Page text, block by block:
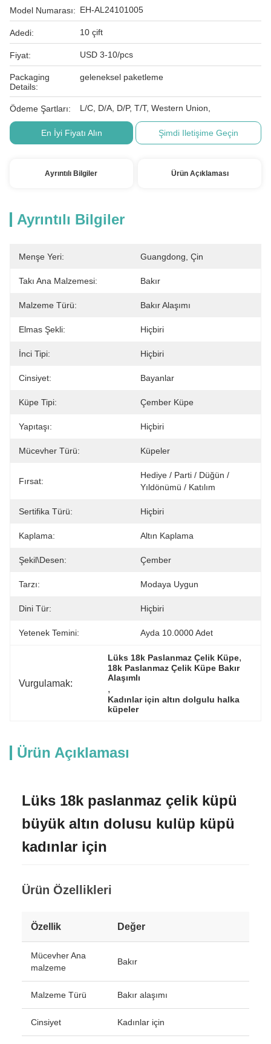
Model Numarası: EH-AL24101005
Adedi: 10 çift
Fiyat: USD 3-10/pcs
Packaging
Details:
geleneksel paketleme
Ödeme Şartları: L/C, D/A, D/P, T/T, Western Union,
En İyi Fiyatı Alın Şimdi Iletişime Geçin
Ayrıntılı Bilgiler Ürün Açıklaması
Ayrıntılı Bilgiler
Menşe Yeri: Guangdong, Çin
Takı Ana Malzemesi: Bakır
Malzeme Türü: Bakır Alaşımı
Elmas Şekli: Hiçbiri
İnci Tipi: Hiçbiri
Cinsiyet: Bayanlar
Küpe Tipi: Çember Küpe
Yapıtaşı: Hiçbiri
Mücevher Türü: Küpeler
Fırsat:
Hediye / Parti / Düğün /
Yıldönümü / Katılım
Sertifika Türü: Hiçbiri
Kaplama: Altın Kaplama
Şekil\desen: Çember
Tarzı: Modaya Uygun
Dini Tür: Hiçbiri
Yetenek Temini: Ayda 10.0000 Adet
Vurgulamak:
Lüks 18k Paslanmaz Çelik Küpe,
18k Paslanmaz Çelik Küpe Bakır
Alaşımlı
,
Kadınlar için altın dolgulu halka
küpeler
Ürün Açıklaması
Lüks 18k paslanmaz çelik küpü
büyük altın dolusu kulüp küpü
kadınlar için
Ürün Özellikleri
Özellik Değer
Mücevher Ana
malzeme
Bakır
Malzeme Türü Bakır alaşımı
Cinsiyet Kadınlar için